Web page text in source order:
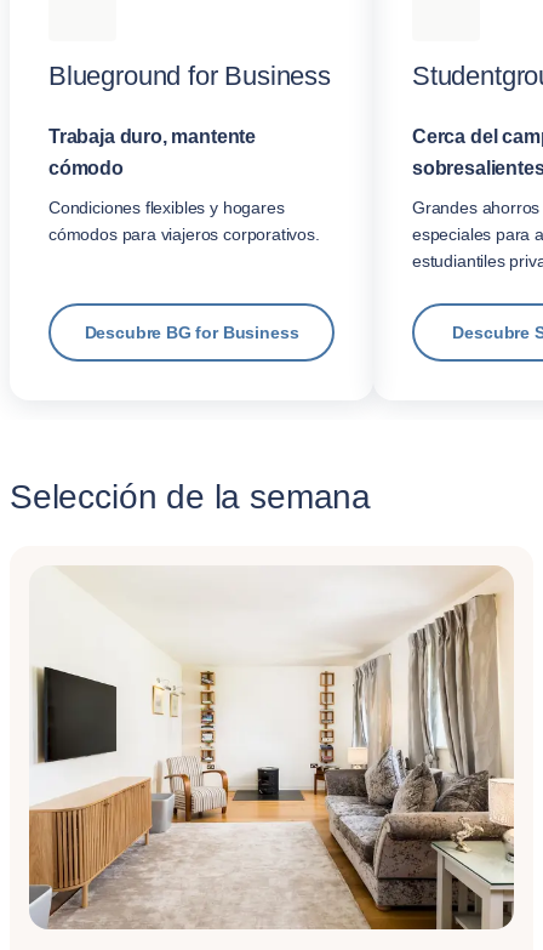
Blueground for Business
Trabaja duro, mantente
cómodo
Condiciones flexibles y hogares
cómodos para viajeros corporativos.
Descubre BG for Business
Cerca del
Grandes
especiales para
estudiantiles
Descubre
Selección de la semana